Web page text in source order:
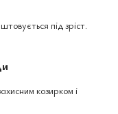
під зріст.
козирком і